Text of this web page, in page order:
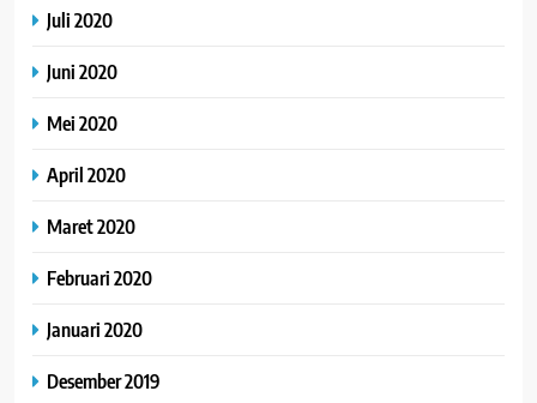
Juli 2020
Juni 2020
Mei 2020
April 2020
Maret 2020
Februari 2020
Januari 2020
Desember 2019